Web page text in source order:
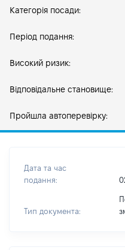
Категорія посади:
Період подання:
Високий ризик:
Відповідальне становище:
Пройшла автоперевірку:
Дата та час
подання:
Тип документа: